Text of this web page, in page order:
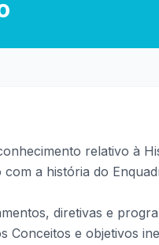
relativo à
com a história do
diretivas e
Conceitos e objetivos